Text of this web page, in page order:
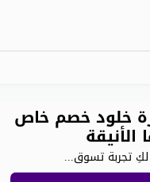
خلود خصم خاص
تجربة تسوق...